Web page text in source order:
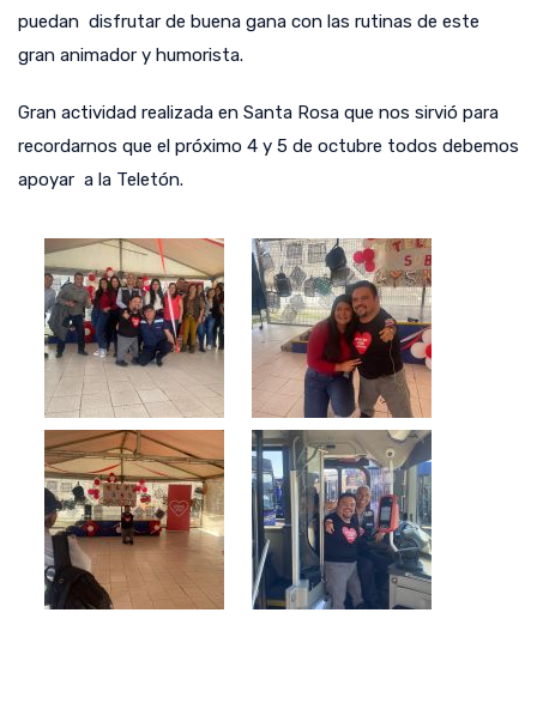
puedan disfrutar de buena gana con las rutinas de este
gran animador y humorista.
Gran actividad realizada en Santa Rosa que nos sirvió para
recordarnos que el próximo 4 y 5 de octubre todos debemos
apoyar a la Teletón.